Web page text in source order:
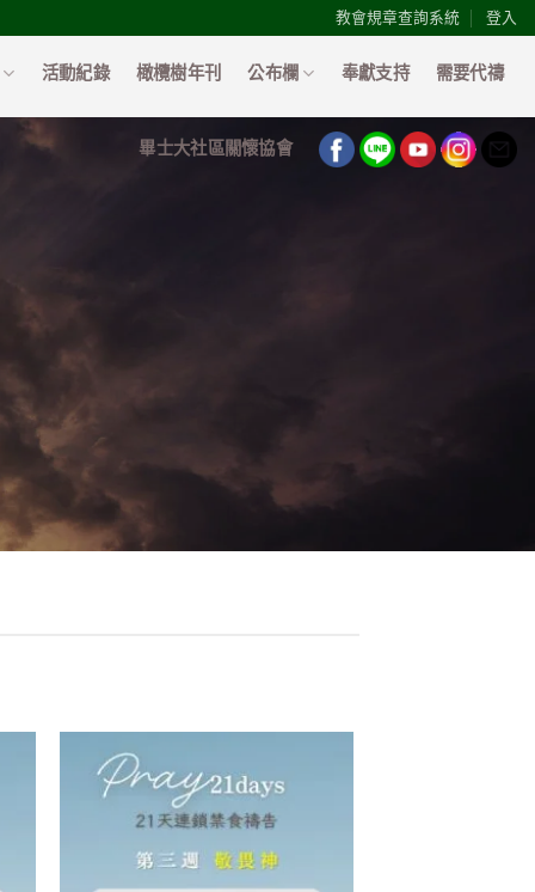
教會規章查詢系統 登入
活動紀錄 橄欖樹年刊 公布欄 奉獻支持 需要代禱
畢士大社區關懷協會